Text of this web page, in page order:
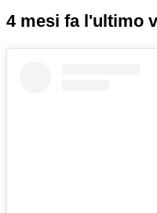
4 mesi fa l'ultimo